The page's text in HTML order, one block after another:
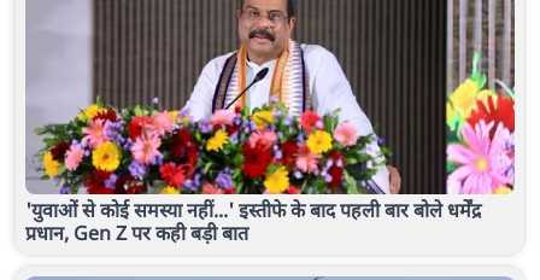
'युवाओं से कोई समस्या नहीं...' इस्तीफे के बाद पहली बार बोले धर्मेंद्र
प्रधान, Gen Z पर कही बड़ी बात